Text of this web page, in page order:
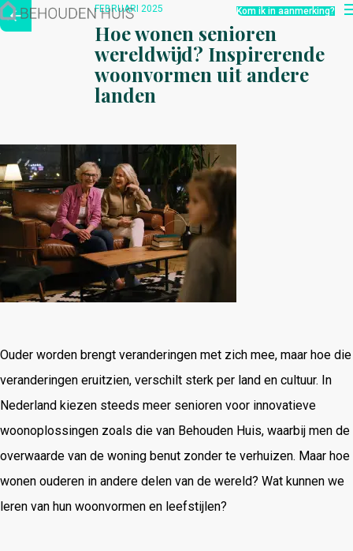
Hoe werkt het?
Over ons
Nieuwsbrief
Kom ik in aanmerking?
FEBRUARI 2025
Hoe wonen senioren
wereldwijd? Inspirerende
woonvormen uit andere
landen
Ouder worden brengt veranderingen met zich mee, maar hoe die
veranderingen eruitzien, verschilt sterk per land en cultuur. In
Nederland kiezen steeds meer senioren voor innovatieve
woonoplossingen zoals die van Behouden Huis, waarbij men de
overwaarde van de woning benut zonder te verhuizen. Maar hoe
wonen ouderen in andere delen van de wereld? Wat kunnen we
leren van hun woonvormen en leefstijlen?